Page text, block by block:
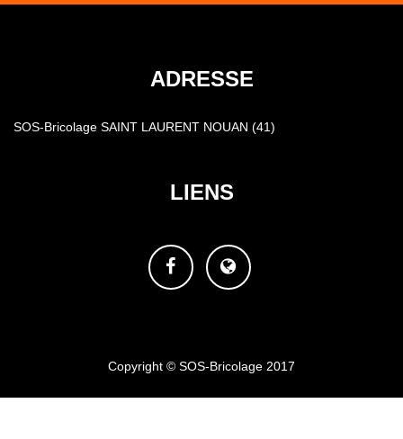
ADRESSE
SOS-Bricolage SAINT LAURENT NOUAN (41)
LIENS
Facebook
Site
Copyright © SOS-Bricolage 2017